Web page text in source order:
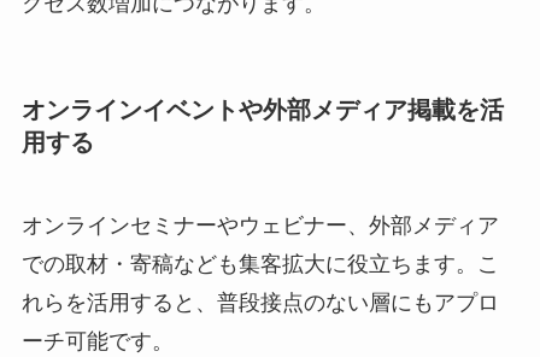
オンラインイベントや外部メディア掲載を活
用する
オンラインセミナーやウェビナー、外部メディア
での取材・寄稿なども集客拡大に役立ちます。こ
れらを活用すると、普段接点のない層にもアプロ
ーチ可能です。